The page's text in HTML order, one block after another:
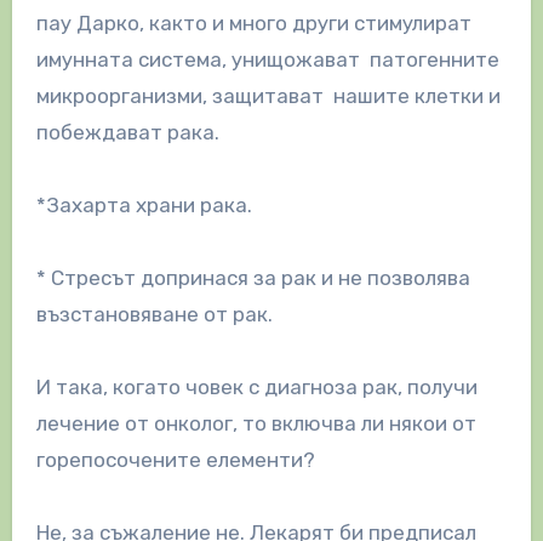
пау Дарко, както и много други стимулират
имунната система, унищожават патогенните
микроорганизми, защитават нашите клетки и
побеждават рака.
*Захарта храни рака.
* Стресът допринася за рак и не позволява
възстановяване от рак.
И така, когато човек с диагноза рак, получи
лечение от онколог, то включва ли някои от
горепосочените елементи?
Не, за съжаление не. Лекарят би предписал